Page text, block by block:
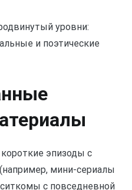
уровни:
и поэтические
эпизоды с
мини-сериалы
с повседневной